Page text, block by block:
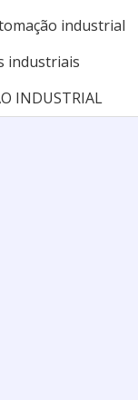
industrial
industriais
INDUSTRIAL